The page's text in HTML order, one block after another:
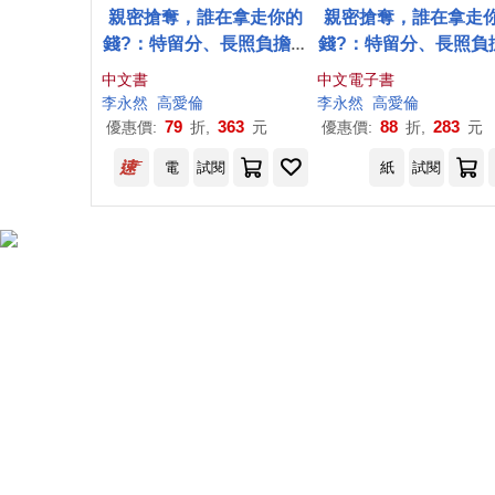
親密搶奪，誰在拿走你的
錢?：特留分、長照負擔、
離婚賠償，23種人性金錢
戰與法律應對之道，有規
劃才能守住錢、愛無傷
中文書
李永然 高愛倫
優惠價: 79 折, 363 元
親密搶奪，誰在拿走
錢?：特留分、長照負
離婚補償，23種人性
戰與法律應對之道，有
劃才能守住錢、愛 無
中文電子書
李永然 高愛倫
優惠價: 88 折, 283 元
電 試閱 紙 試閱